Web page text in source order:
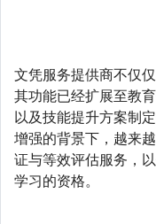
文凭服务提供商不仅
其功能已经扩展至教
以及技能提升方案制
增强的背景下，越来
证与等效评估服务，
学习的资格。